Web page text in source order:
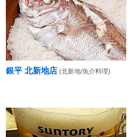
銀平 北新地店 (北新地/魚介料理)